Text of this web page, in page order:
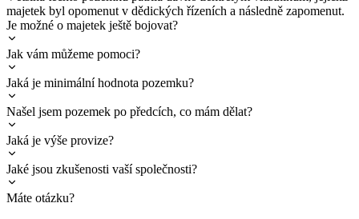
majetek byl opomenut v dědických řízeních a následně zapomenut.
Je možné o majetek ještě bojovat?
Jak vám můžeme pomoci?
Jaká je minimální hodnota pozemku?
Našel jsem pozemek po předcích, co mám dělat?
Jaká je výše provize?
Jaké jsou zkušenosti vaší společnosti?
Máte otázku?